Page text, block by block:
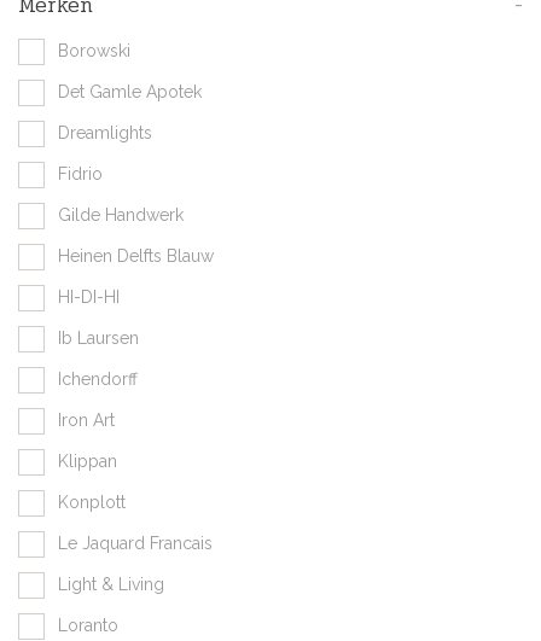
Borowski
Det Gamle Apotek
Dreamlights
Fidrio
Gilde Handwerk
Heinen Delfts Blauw
HI-DI-HI
Ib Laursen
Ichendorff
Iron Art
Klippan
Konplott
Le Jaquard Francais
Light & Living
Loranto